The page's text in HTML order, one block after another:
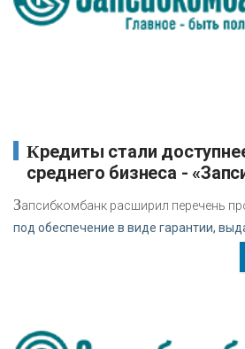
Кредиты стали доступнее для малого и
среднего бизнеса -
Запсибкомбанк расширил перечень
под обеспечение в виде гарантии,